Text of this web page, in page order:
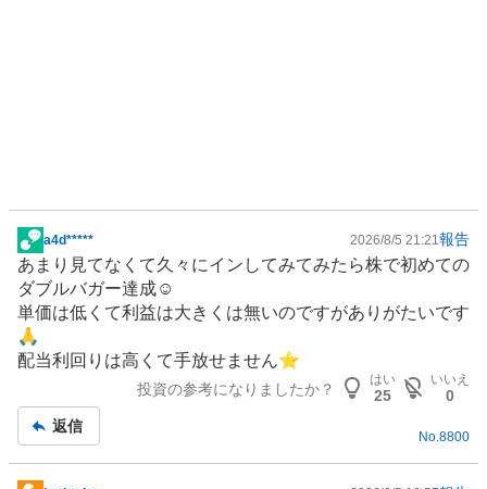
掲
示
板
記
事
a4d***** 2026/8/5 21:21 報告
あまり見てなくて久々にインしてみてみたら株で初めての
ダブルバガー達成☺️
単価は低くて利益は大きくは無いのですがありがたいです
🙏
配当利回りは高くて手放せません⭐
投資の参考になりましたか？
はい
25
いいえ
0
返信
No.8800